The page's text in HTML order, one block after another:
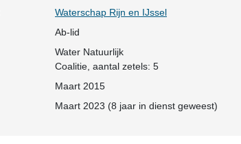
Waterschap Rijn en IJssel
Ab-lid
Water Natuurlijk
Coalitie , aantal zetels: 5
Maart 2015
Maart 2023 (8 jaar in dienst geweest)